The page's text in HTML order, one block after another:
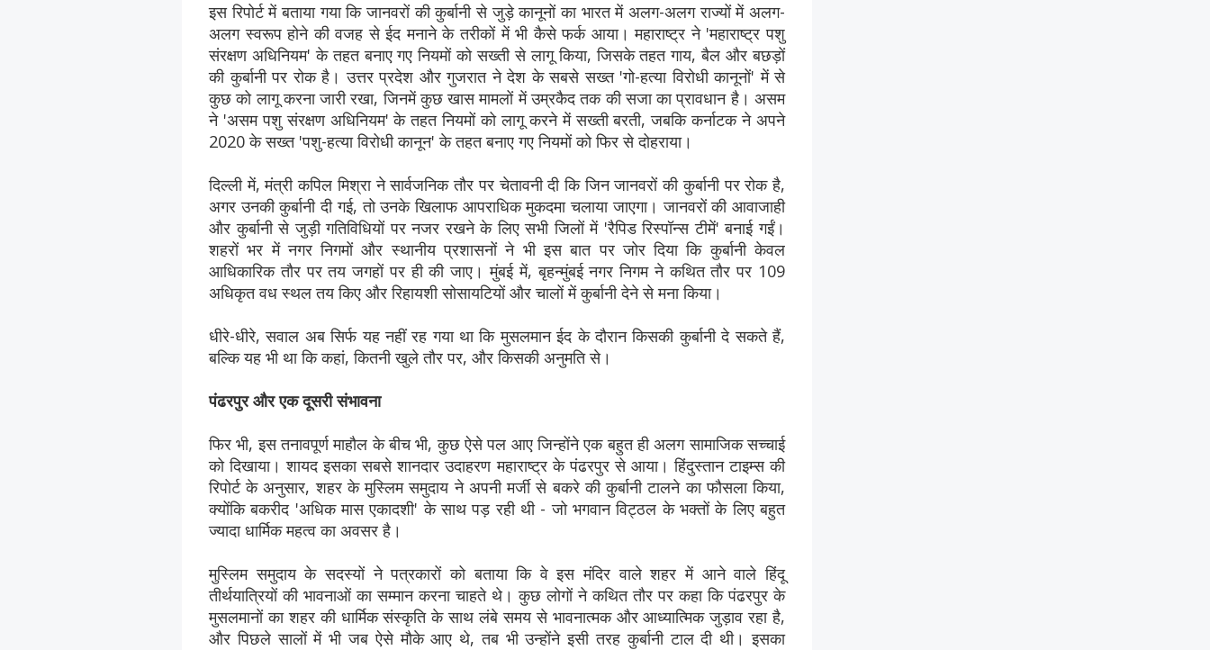
इस रिपोर्ट में बताया गया कि जानवरों की कुर्बानी से जुड़े कानूनों का भारत में अलग-अलग राज्यों में अलग-
अलग स्वरूप होने की वजह से ईद मनाने के तरीकों में भी कैसे फर्क आया। महाराष्ट्र ने 'महाराष्ट्र पशु
संरक्षण अधिनियम' के तहत बनाए गए नियमों को सख्ती से लागू किया, जिसके तहत गाय, बैल और बछड़ों
की कुर्बानी पर रोक है। उत्तर प्रदेश और गुजरात ने देश के सबसे सख्त 'गो-हत्या विरोधी कानूनों' में से
कुछ को लागू करना जारी रखा, जिनमें कुछ खास मामलों में उम्रकैद तक की सजा का प्रावधान है। असम
ने 'असम पशु संरक्षण अधिनियम' के तहत नियमों को लागू करने में सख्ती बरती, जबकि कर्नाटक ने अपने
2020 के सख्त 'पशु-हत्या विरोधी कानून' के तहत बनाए गए नियमों को फिर से दोहराया।
दिल्ली में, मंत्री कपिल मिश्रा ने सार्वजनिक तौर पर चेतावनी दी कि जिन जानवरों की कुर्बानी पर रोक है,
अगर उनकी कुर्बानी दी गई, तो उनके खिलाफ आपराधिक मुकदमा चलाया जाएगा। जानवरों की आवाजाही
और कुर्बानी से जुड़ी गतिविधियों पर नजर रखने के लिए सभी जिलों में 'रैपिड रिस्पॉन्स टीमें' बनाई गईं।
शहरों भर में नगर निगमों और स्थानीय प्रशासनों ने भी इस बात पर जोर दिया कि कुर्बानी केवल
आधिकारिक तौर पर तय जगहों पर ही की जाए। मुंबई में, बृहन्मुंबई नगर निगम ने कथित तौर पर 109
अधिकृत वध स्थल तय किए और रिहायशी सोसायटियों और चालों में कुर्बानी देने से मना किया।
धीरे-धीरे, सवाल अब सिर्फ यह नहीं रह गया था कि मुसलमान ईद के दौरान किसकी कुर्बानी दे सकते हैं,
बल्कि यह भी था कि कहां, कितनी खुले तौर पर, और किसकी अनुमति से।
पंढरपुर और एक दूसरी संभावना
फिर भी, इस तनावपूर्ण माहौल के बीच भी, कुछ ऐसे पल आए जिन्होंने एक बहुत ही अलग सामाजिक सच्चाई
को दिखाया। शायद इसका सबसे शानदार उदाहरण महाराष्ट्र के पंढरपुर से आया। हिंदुस्तान टाइम्स की
रिपोर्ट के अनुसार, शहर के मुस्लिम समुदाय ने अपनी मर्जी से बकरे की कुर्बानी टालने का फौसला किया,
क्योंकि बकरीद 'अधिक मास एकादशी' के साथ पड़ रही थी - जो भगवान विट्ठल के भक्तों के लिए बहुत
ज्यादा धार्मिक महत्व का अवसर है।
मुस्लिम समुदाय के सदस्यों ने पत्रकारों को बताया कि वे इस मंदिर वाले शहर में आने वाले हिंदू
तीर्थयात्रियों की भावनाओं का सम्मान करना चाहते थे। कुछ लोगों ने कथित तौर पर कहा कि पंढरपुर के
मुसलमानों का शहर की धार्मिक संस्कृति के साथ लंबे समय से भावनात्मक और आध्यात्मिक जुड़ाव रहा है,
और पिछले सालों में भी जब ऐसे मौके आए थे, तब भी उन्होंने इसी तरह कुर्बानी टाल दी थी। इसका